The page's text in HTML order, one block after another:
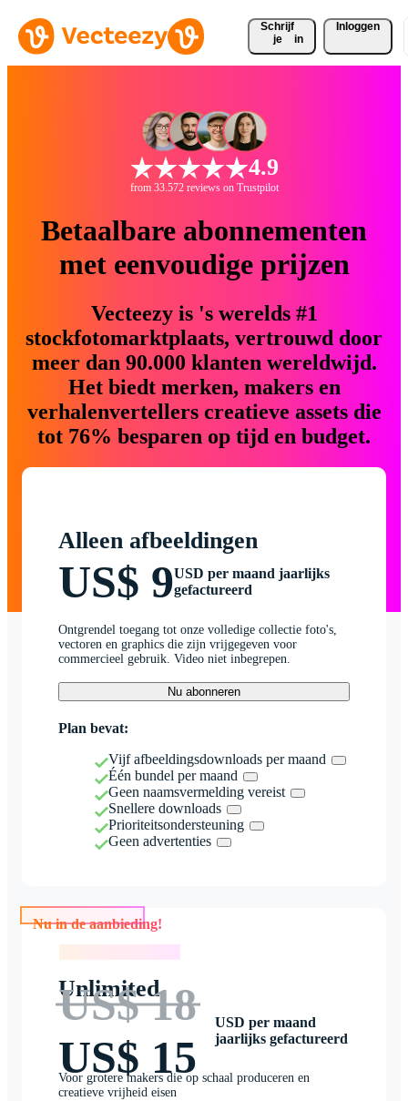
Schrijf
je
in
Inloggen
4.9
from 33.572 reviews on Trustpilot
Betaalbare abonnementen
met eenvoudige prijzen
Vecteezy is 's werelds #1
stockfotomarktplaats, vertrouwd door
meer dan 90.000 klanten wereldwijd.
Het biedt merken, makers en
verhalenvertellers creatieve assets die
tot 76% besparen op tijd en budget.
Alleen afbeeldingen
US$ 9USD per maand jaarlijks
gefactureerd
Ontgrendel toegang tot onze volledige collectie foto's,
vectoren en graphics die zijn vrijgegeven voor
commercieel gebruik. Video niet inbegrepen.
Nu abonneren
Plan bevat:
Vijf afbeeldingsdownloads per maand
Één bundel per maand
Geen naamsvermelding vereist
Snellere downloads
Prioriteitsondersteuning
Geen advertenties
Nu in de aanbieding!
Unlimited
US$ 18
US$ 15
USD per maand
jaarlijks gefactureerd
Voor grotere makers die op schaal produceren en
creatieve vrijheid eisen